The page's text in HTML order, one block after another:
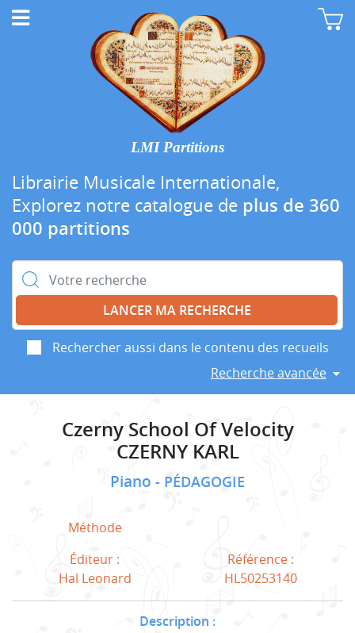
LMI Partitions
Librairie Musicale Internationale,
Explorez notre catalogue de plus de 360
000 partitions
Rechercher :
Rechercher aussi dans le contenu des recueils
Recherche avancée
Czerny School Of Velocity
CZERNY KARL
Piano PÉDAGOGIE
Méthode
Éditeur :
Hal Leonard
Référence :
HL50253140
Description :